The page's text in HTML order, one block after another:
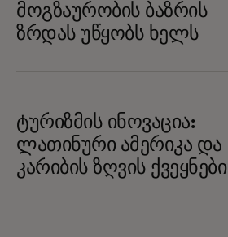
მოგზაურობის ბაზრის
ზრდას უწყობს ხელს
ტურიზმის ინოვაცია:
ლათინური ამერიკა და
კარიბის ზღვის ქვეყნები
opens in a new tab